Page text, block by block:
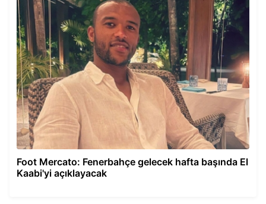
Foot Mercato: Fenerbahçe gelecek hafta başında El
Kaabi'yi açıklayacak